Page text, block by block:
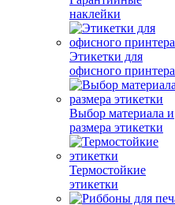
наклейки
Этикетки для
офисного принтера
Выбор материала и
размера этикетки
Термостойкие
этикетки